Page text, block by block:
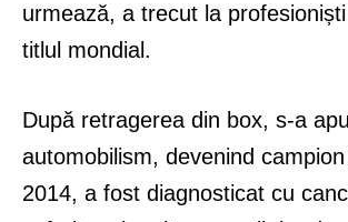
urmează, a trecut la
titlul mondial.
După retragerea din box, s-a
automobilism, devenind
2014, a fost diagnosticat cu